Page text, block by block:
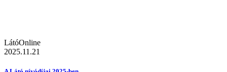
LátóOnline
2025.11.21